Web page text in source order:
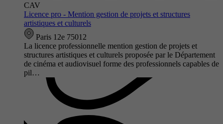
CAV
Licence pro - Mention gestion de projets et structures
artistiques et culturels
Paris 12e 75012
La licence professionnelle mention gestion de projets et
structures artistiques et culturels proposée par le Département
de cinéma et audiovisuel forme des professionnels capables de
pil…